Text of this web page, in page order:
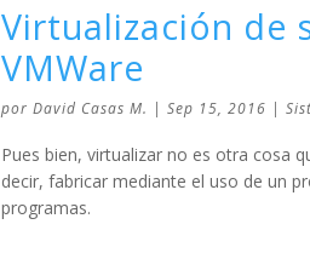
Virtualización de
VMWare
porDavid Casas M. |Sep 15, 2016 |
Pues bien, virtualizar no es otra cosa
decir, fabricar mediante el uso de un
programas.